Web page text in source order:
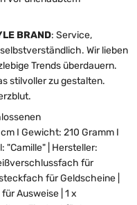
BRAND: Service,
Wir lieben
Trends überdauern.
stilvoller zu gestalten.
I Gewicht: 210 Gramm I
"Camille" | Hersteller:
für
für Geldscheine |
Ausweise | 1 x